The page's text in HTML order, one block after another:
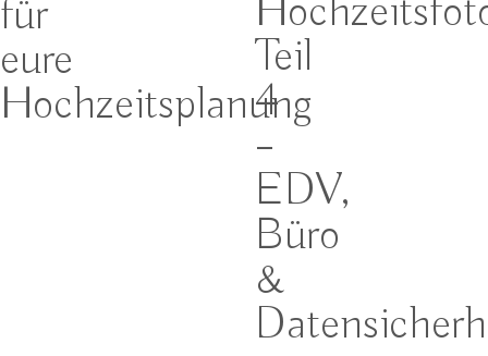
für
eure
Hochzeitsplanung
Teil
4
–
EDV,
Büro
&